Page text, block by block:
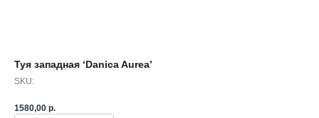
Туя западная ‘Danica Aurea’
SKU:
1580,00 р.